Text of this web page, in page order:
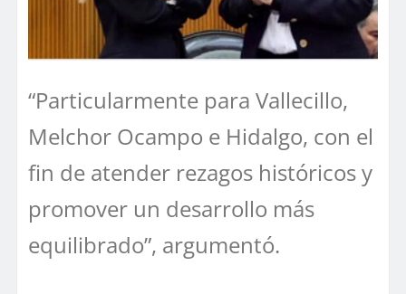
“Particularmente para Vallecillo,
Melchor Ocampo e Hidalgo, con el
fin de atender rezagos históricos y
promover un desarrollo más
equilibrado”, argumentó.